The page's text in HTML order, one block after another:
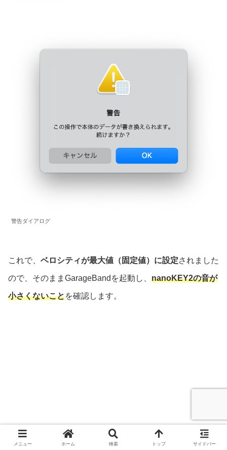
警告ダイアログ
これで、 ベロシティが最大値（固定値）に設定されました
ので、そのままGarageBandを起動し、 nanoKEY2の音が
小さくないことを確認します。
メニュー ホーム 検索 トップ サイドバー